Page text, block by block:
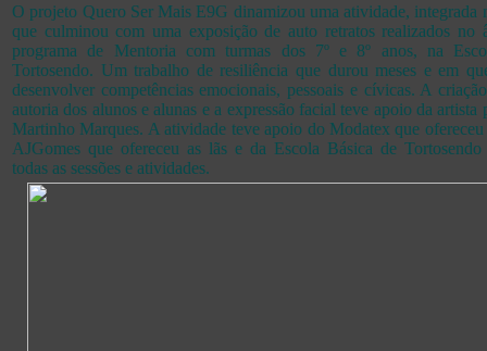
O projeto Quero Ser Mais E9G dinamizou uma atividade, integrada
que culminou com uma exposição de auto retratos realizados no
programa de Mentoria com turmas dos 7º e 8º anos, na
Tortosendo. Um trabalho de resiliência que durou meses e em
desenvolver competências emocionais, pessoais e cívicas. A
autoria dos alunos e alunas e a expressão facial teve apoio da artista
Martinho Marques. A atividade teve apoio do Modatex que ofereceu
AJGomes que ofereceu as lãs e da Escola Básica de
todas as sessões e atividades.